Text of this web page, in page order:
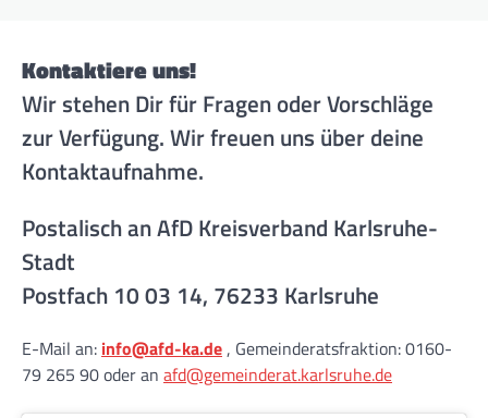
Kontaktiere uns!
Wir stehen Dir für Fragen oder Vorschläge
zur Verfügung. Wir freuen uns über deine
Kontaktaufnahme.
Postalisch an AfD Kreisverband Karlsruhe-
Stadt
Postfach 10 03 14, 76233 Karlsruhe
E-Mail an: info@afd-ka.de , Gemeinderatsfraktion: 0160-
79 265 90 oder an afd@gemeinderat.karlsruhe.de